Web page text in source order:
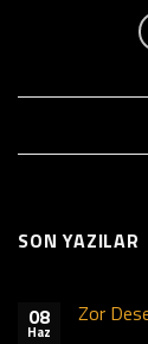
SON YAZILAR
08
Haz
Zor